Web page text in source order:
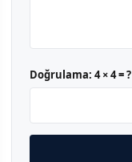
Doğrulama: 4 × 4 = ?